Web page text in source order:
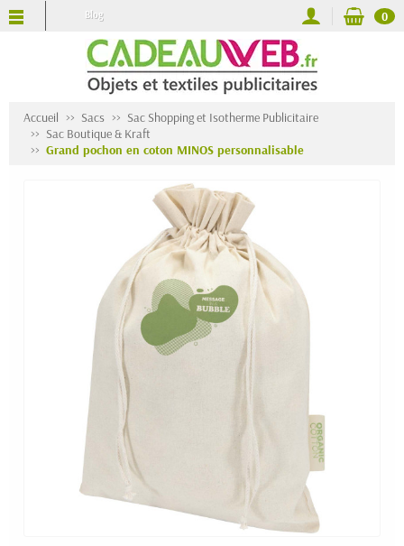
Blog 0
Accueil Sacs
Sac Shopping et Isotherme Publicitaire
Sac Boutique & Kraft
Grand pochon en coton MINOS personnalisable